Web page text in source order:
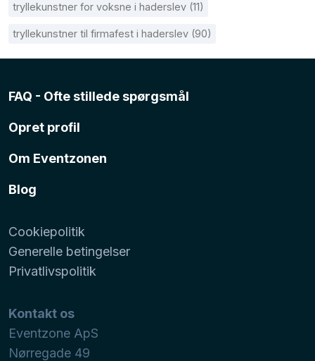
tryllekunstner for voksne i haderslev (11)
tryllekunstner til firmafest i haderslev (90)
FAQ - Ofte stillede spørgsmål
Opret profil
Om Eventzonen
Blog
Cookiepolitik
Generelle betingelser
Privatlivspolitik
Kontakt os
Eventzone ApS
Nørregade 49